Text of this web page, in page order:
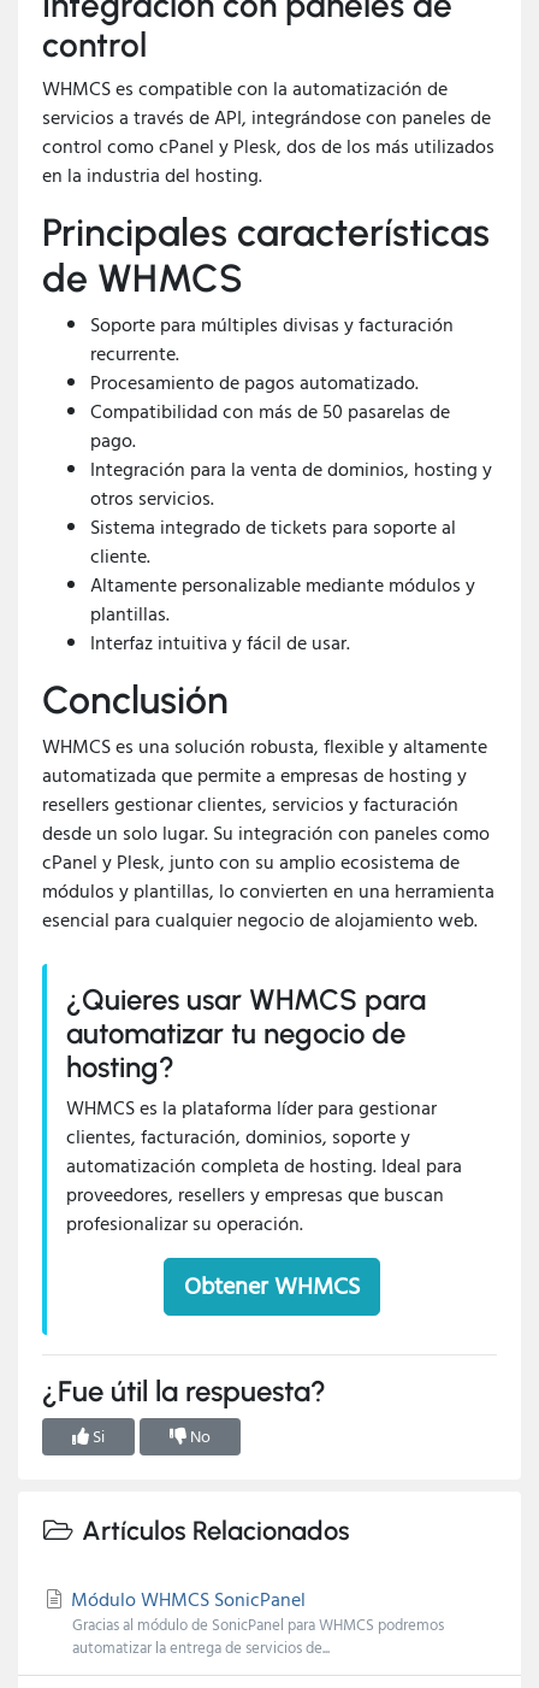
control
WHMCS es compatible con la automatización de
servicios a través de API, integrándose con paneles de
control como cPanel y Plesk, dos de los más utilizados
en la industria del hosting.
Principales características
de WHMCS
Soporte para múltiples divisas y facturación
recurrente.
Procesamiento de pagos automatizado.
Compatibilidad con más de 50 pasarelas de
pago.
Integración para la venta de dominios, hosting y
otros servicios.
Sistema integrado de tickets para soporte al
cliente.
Altamente personalizable mediante módulos y
plantillas.
Interfaz intuitiva y fácil de usar.
Conclusión
WHMCS es una solución robusta, flexible y altamente
automatizada que permite a empresas de hosting y
resellers gestionar clientes, servicios y facturación
desde un solo lugar. Su integración con paneles como
cPanel y Plesk, junto con su amplio ecosistema de
módulos y plantillas, lo convierten en una herramienta
esencial para cualquier negocio de alojamiento web.
¿Quieres usar WHMCS para
automatizar tu negocio de
hosting?
WHMCS es la plataforma líder para gestionar
clientes, facturación, dominios, soporte y
automatización completa de hosting. Ideal para
proveedores, resellers y empresas que buscan
profesionalizar su operación.
Obtener WHMCS
¿Fue útil la respuesta?
Si No
Artículos Relacionados
Módulo WHMCS SonicPanel
Gracias al módulo de SonicPanel para WHMCS podremos
automatizar la entrega de servicios de...